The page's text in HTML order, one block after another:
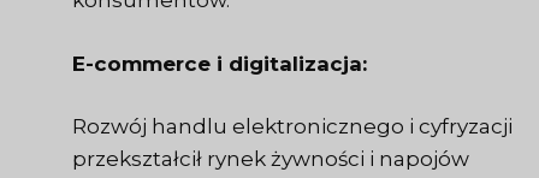
E-commerce i digitalizacja:
Rozwój handlu elektronicznego i cyfryzacji
przekształcił rynek żywności i napojów